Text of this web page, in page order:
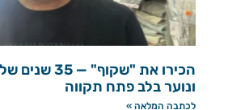
הכירו את
ונוער בלב פתח תקווה
לכתבה המלאה »